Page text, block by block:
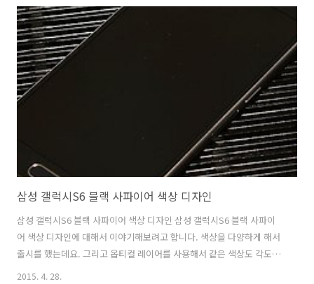
요. 측면에는 색이 들어가거나 또는 투명하게 되어있고 후면은 완전히 투
명하게 되어있는 타입 입니다. 갤럭시S6 블랙 사파이어를 쓰고 있는데
요. 후면에 옵티컬 레이어 기술이 사용되어서 빛의 강도에 따라서 각도에
따라서 조금 다른 색상이 보입니다. 빛이 강한 곳에서 보면 부른빛이 좀
더 많이 보이죠. 그래서 후면의 느낌을 잘 살려주는게 좋습니다. 이 외에
도 엣지의..
삼성 갤럭시S6 블랙 사파이어 색상 디자인
삼성 갤럭시S6 블랙 사파이어 색상 디자인 삼성 갤럭시S6 블랙 사파이
어 색상 디자인에 대해서 이야기해보려고 합니다. 색상을 다양하게 해서
출시를 했는데요. 그리고 옵티컬 레이어를 사용해서 같은 색상도 각도에
2015. 4. 28.